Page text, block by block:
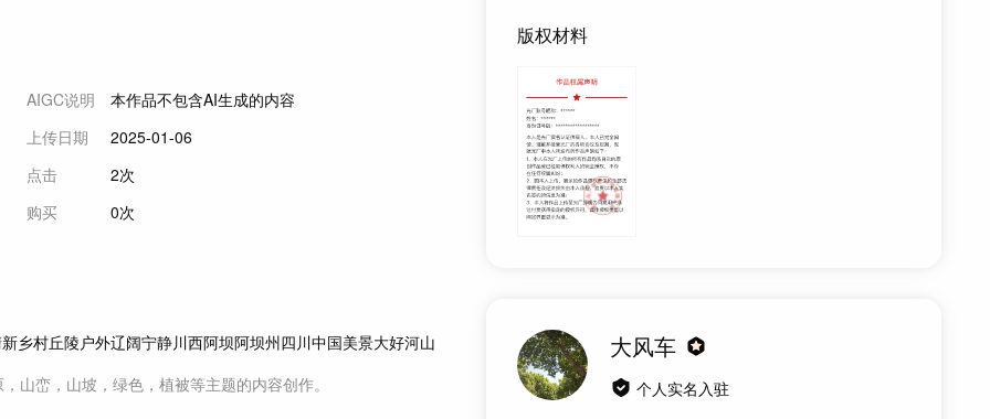
AIGC说明
本作品不包含AI生成的内容
上传日期
2025-01-06
点击
2次
购买
0次
乡村丘陵 户外辽阔宁静川西阿坝阿坝州四川中国美景大好河山
，山峦，山坡，绿色，植被等主题的内容创作。
版权材料
大风车
个人实名入驻